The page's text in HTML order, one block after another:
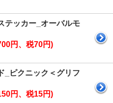
テッカー_オーバルモ
円、税70円)
_ピクニック＜グリフ
円、税15円)